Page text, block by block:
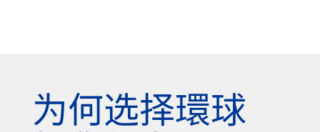
为何选择環球